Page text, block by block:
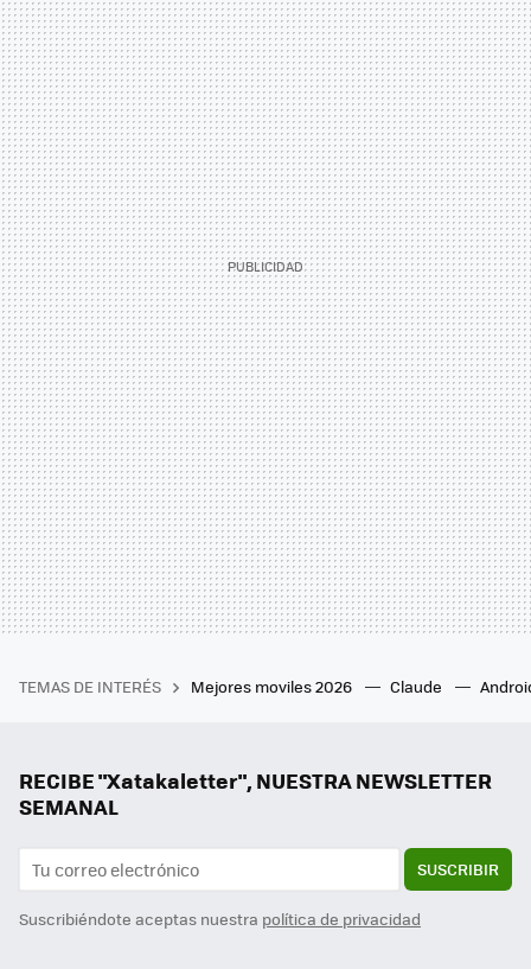
TEMAS DE INTERÉS Mejores moviles 2026 Claude
RECIBE "Xatakaletter", NUESTRA NEWSLETTER
SEMANAL
SUSCRIBIR
Suscribiéndote aceptas nuestra política de privacidad